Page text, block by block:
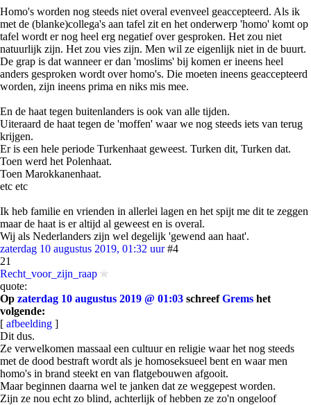
Homo's worden nog steeds niet overal evenveel geaccepteerd. Als ik
met de (blanke)collega's aan tafel zit en het onderwerp 'homo' komt op
tafel wordt er nog heel erg negatief over gesproken. Het zou niet
natuurlijk zijn. Het zou vies zijn. Men wil ze eigenlijk niet in de buurt.
De grap is dat wanneer er dan 'moslims' bij komen er ineens heel
anders gesproken wordt over homo's. Die moeten ineens geaccepteerd
worden, zijn ineens prima en niks mis mee.
En de haat tegen buitenlanders is ook van alle tijden.
Uiteraard de haat tegen de 'moffen' waar we nog steeds iets van terug
krijgen.
Er is een hele periode Turkenhaat geweest. Turken dit, Turken dat.
Toen werd het Polenhaat.
Toen Marokkanenhaat.
etc etc
Ik heb familie en vrienden in allerlei lagen en het spijt me dit te zeggen
maar de haat is er altijd al geweest en is overal.
Wij als Nederlanders zijn wel degelijk 'gewend aan haat'.
zaterdag 10 augustus 2019, 01:32 uur #4
21
Recht_voor_zijn_raap
quote:
Op zaterdag 10 augustus 2019 @ 01:03 schreefGrems het
volgende:
[ afbeelding ]
Dit dus.
Ze verwelkomen massaal een cultuur en religie waar het nog steeds
met de dood bestraft wordt als je homoseksueel bent en waar men
homo's in brand steekt en van flatgebouwen afgooit.
Maar beginnen daarna wel te janken dat ze weggepest worden.
Zijn ze nou echt zo blind, achterlijk of hebben ze zo'n ongeloof